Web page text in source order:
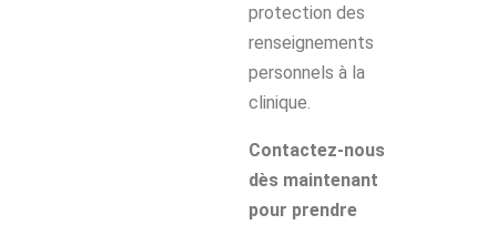
protection des
renseignements
personnels à la
clinique.
Contactez-nous
dès maintenant
pour prendre